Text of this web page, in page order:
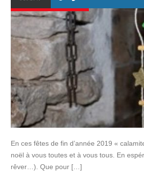
En ces fêtes de fin d’année 2019 «
noël à vous toutes et à vous tous. En
rêver…). Que pour […]